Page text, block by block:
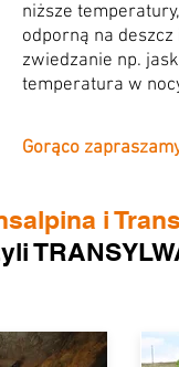
niższe
odporną na
zwiedzanie np.
temperatura w
Gorąco
i